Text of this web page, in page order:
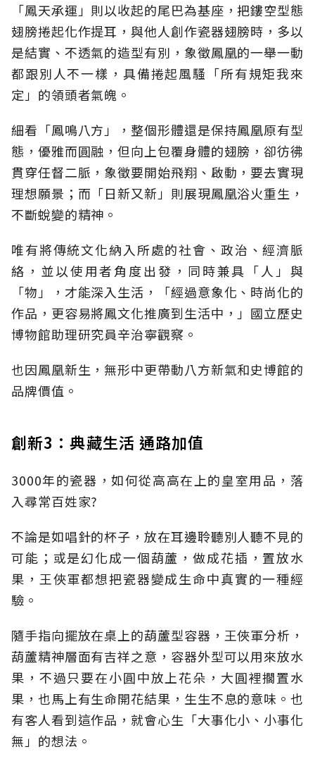
「鳳天承運」則以收起的尾巴為基座，把鏤空型態
翅膀捲起化作提耳，與他人創作瓷器翅膀時，多以
是結實、不透氣的造型有別，象徵鳳凰的一舉一動
都跟別人不一樣，具備捲起風騷「所有規矩我來
定」的領頭者氣魄。
細看「鳳鳴八方」，整個形體還是保持鳳凰原有型
態，優雅而圓融，但向上包覆身體的翅膀，卻彷彿
貫穿任督二脈，象徵要開始飛翔、啟動，要去實現
理想願景；而「日新又新」則展現鳳凰浴火重生，
不斷蛻變的精神。
唯有將傳統文化納入所處的社會、政治、經濟脈
絡，並以使用者角度出發，同時兼具「人」與
「物」，才能深入生活，「經過意象化、時尚化的
作品，更容易將鳳文化推廣到生活中，」國立歷史
博物館助理研究員辛治寧觀察。
也因鳳凰新生，無形中更帶動八方新氣和史博館的
品牌價值。
創新3：典藏生活 通路加值
3000年的瓷器，如何從高高在上的皇室用品，落
入尋常百姓家?
不論是如唱針的杯子，放在耳邊聆聽別人聽不見的
可能；或是幻化成一個葫蘆，做成花插，置放水
果，王俠軍都想把瓷器變成生命中真實的一種經
驗。
隨手指向擺放在桌上的葫蘆型容器，王俠軍分析，
葫蘆精神層面有吉祥之意，容器外型可以用來放水
果，不過只要在小圓中放上花朵，大圓裡擱置水
果，也馬上有生命開花結果，生生不息的意味。也
有客人看到這作品，就會心生「大事化小、小事化
無」的想法。